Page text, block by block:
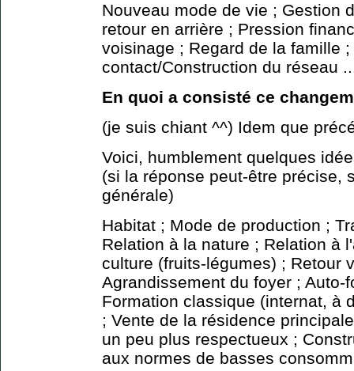
Nouveau mode de vie ; Gestion
retour en arrière ; Pression
voisinage ; Regard de la famille
contact/Construction du réseau
En quoi a consisté ce
(je suis chiant ^^) Idem que
Voici, humblement quelques
(si la réponse peut-être précise,
générale)
Habitat ; Mode de production ;
Relation à la nature ; Relation à
culture (fruits-légumes) ; Retour
Agrandissement du foyer ; Auto-
Formation classique (internat, à
; Vente de la résidence
un peu plus respectueux ;
aux normes de basses